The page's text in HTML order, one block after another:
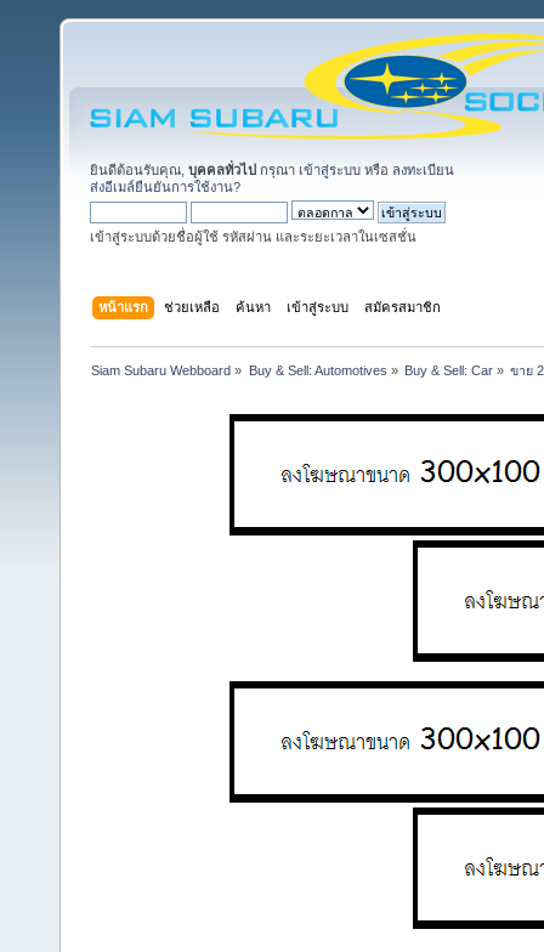
ยินดีต้อนรับคุณ, บุคคลทั่วไป กรุณา เข้าสู่ระบบ หรือ ลงทะเบียน
ส่งอีเมล์ยืนยันการใช้งาน?
เข้าสู่ระบบด้วยชื่อผู้ใช้ รหัสผ่าน และระยะเวลาในเซสชั่น
หน้าแรก ช่วยเหลือ ค้นหา เข้าสู่ระบบ สมัครสมาชิก
Siam Subaru Webboard » Buy & Sell: Automotives » Buy & Sell: Car» ขาย